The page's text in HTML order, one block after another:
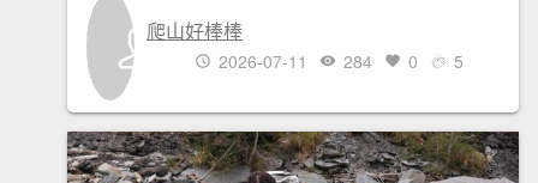
爬山好棒棒
2026-07-11 284 0 5